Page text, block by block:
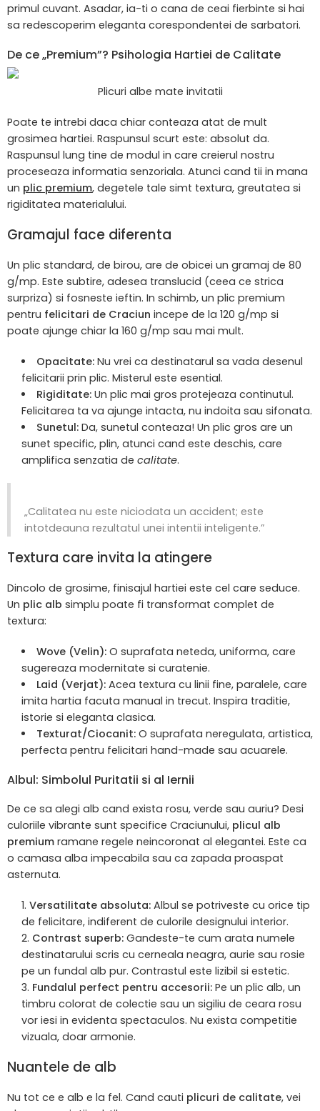
primul cuvant. Asadar, ia-ti o cana de ceai fierbinte si hai
sa redescoperim eleganta corespondentei de sarbatori.
De ce „Premium”? Psihologia Hartiei de Calitate
Plicuri albe mate invitatii
Poate te intrebi daca chiar conteaza atat de mult
grosimea hartiei. Raspunsul scurt este: absolut da.
Raspunsul lung tine de modul in care creierul nostru
proceseaza informatia senzoriala. Atunci cand tii in mana
un plic premium, degetele tale simt textura, greutatea si
rigiditatea materialului.
Gramajul face diferenta
Un plic standard, de birou, are de obicei un gramaj de 80
g/mp. Este subtire, adesea translucid (ceea ce strica
surpriza) si fosneste ieftin. In schimb, un plic premium
pentru felicitari de Craciun incepe de la 120 g/mp si
poate ajunge chiar la 160 g/mp sau mai mult.
Opacitate:Nu vrei ca destinatarul sa vada desenul
felicitarii prin plic. Misterul este esential.
Rigiditate:Un plic mai gros protejeaza continutul.
Felicitarea ta va ajunge intacta, nu indoita sau sifonata.
Sunetul:Da, sunetul conteaza! Un plic gros are un
sunet specific, plin, atunci cand este deschis, care
amplifica senzatia de calitate.
„Calitatea nu este niciodata un accident; este
intotdeauna rezultatul unei intentii inteligente.”
Textura care invita la atingere
Dincolo de grosime, finisajul hartiei este cel care seduce.
Un plic alb simplu poate fi transformat complet de
textura:
Wove (Velin):O suprafata neteda, uniforma, care
sugereaza modernitate si curatenie.
Laid (Verjat):Acea textura cu linii fine, paralele, care
imita hartia facuta manual in trecut. Inspira traditie,
istorie si eleganta clasica.
Texturat/Ciocanit:O suprafata neregulata, artistica,
perfecta pentru felicitari hand-made sau acuarele.
Albul: Simbolul Puritatii si al Iernii
De ce sa alegi alb cand exista rosu, verde sau auriu? Desi
culoriile vibrante sunt specifice Craciunului, plicul alb
premium ramane regele neincoronat al elegantei. Este ca
o camasa alba impecabila sau ca zapada proaspat
asternuta.
Versatilitate absoluta: Albul se potriveste cu orice tip
de felicitare, indiferent de culorile designului interior.
Contrast superb: Gandeste-te cum arata numele
destinatarului scris cu cerneala neagra, aurie sau rosie
pe un fundal alb pur. Contrastul este lizibil si estetic.
Fundalul perfect pentru accesorii: Pe un plic alb, un
timbru colorat de colectie sau un sigiliu de ceara rosu
vor iesi in evidenta spectaculos. Nu exista competitie
vizuala, doar armonie.
Nuantele de alb
Nu tot ce e alb e la fel. Cand cauti plicuri de calitate, vei